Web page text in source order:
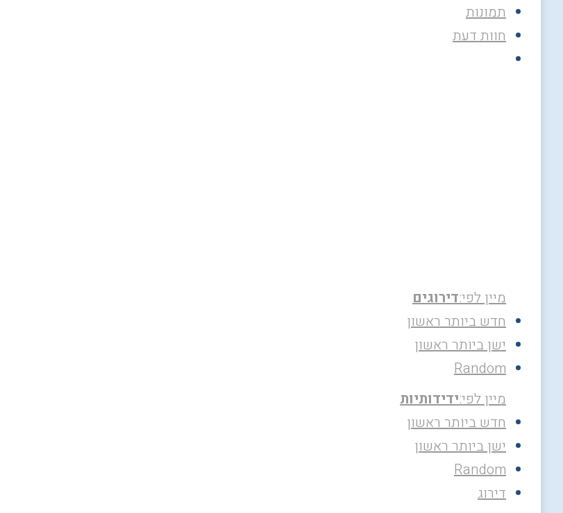
תמונות
חוות דעת
מיין לפי:דירוגים
חדש ביותר ראשון
ישן ביותר ראשון
Random
מיין לפי:ידידותיות
חדש ביותר ראשון
ישן ביותר ראשון
Random
דירוג